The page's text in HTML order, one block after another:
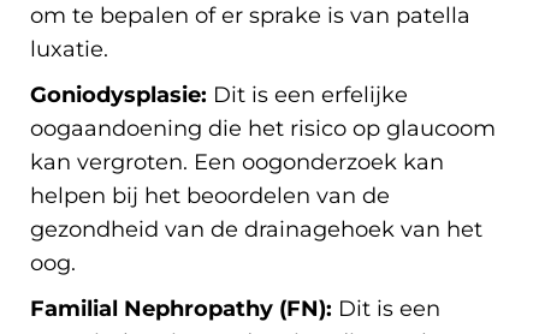
om te bepalen of er sprake is van patella
luxatie.
Goniodysplasie: Dit is een erfelijke
oogaandoening die het risico op glaucoom
kan vergroten. Een oogonderzoek kan
helpen bij het beoordelen van de
gezondheid van de drainagehoek van het
oog.
Familial Nephropathy (FN): Dit is een